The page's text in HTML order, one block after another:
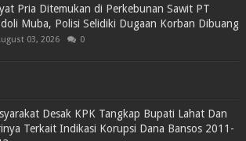
Pria Ditemukan di Perkebunan Sawit PT
Muba, Polisi Selidiki Dugaan Korban Dibuang
03, 2026 0
Desak KPK Tangkap Bupati Lahat Dan
Terkait Indikasi Korupsi Dana Bansos 2011-